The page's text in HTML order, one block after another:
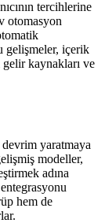
tercihlerine
otomasyon
gelişmeler, içerik
kaynakları ve
yaratmaya
modeller,
adına
hem de